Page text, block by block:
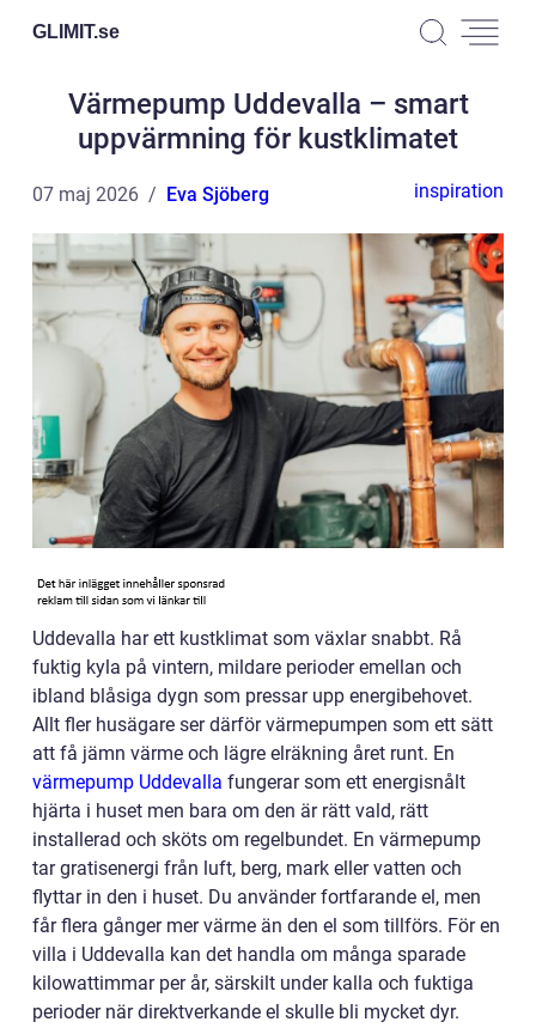
GLIMIT.se
Värmepump Uddevalla – smart
uppvärmning för kustklimatet
07 maj 2026 Eva Sjöberg inspiration
Uddevalla har ett kustklimat som växlar snabbt. Rå
fuktig kyla på vintern, mildare perioder emellan och
ibland blåsiga dygn som pressar upp energibehovet.
Allt fler husägare ser därför värmepumpen som ett sätt
att få jämn värme och lägre elräkning året runt. En
värmepump Uddevalla fungerar som ett energisnålt
hjärta i huset men bara om den är rätt vald, rätt
installerad och sköts om regelbundet. En värmepump
tar gratisenergi från luft, berg, mark eller vatten och
flyttar in den i huset. Du använder fortfarande el, men
får flera gånger mer värme än den el som tillförs. För en
villa i Uddevalla kan det handla om många sparade
kilowattimmar per år, särskilt under kalla och fuktiga
perioder när direktverkande el skulle bli mycket dyr.